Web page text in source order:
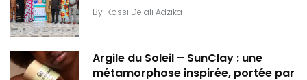
By Kossi Delali Adzika
Argile du Soleil – SunClay : une
métamorphose inspirée, portée par